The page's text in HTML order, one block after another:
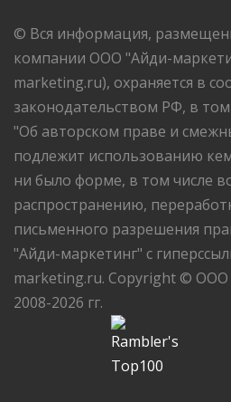
© Вся информация,
компании ООО "Айди-
marketing.ru), охраняется в
законодательством РФ, в
"Об авторском праве и
подлежит использованию
ни было форме, в том числе
распространению,
письменного разрешения
"Айди-маркетинг" с
marketing.ru. Copyright © ООО
2008-2026 гг.